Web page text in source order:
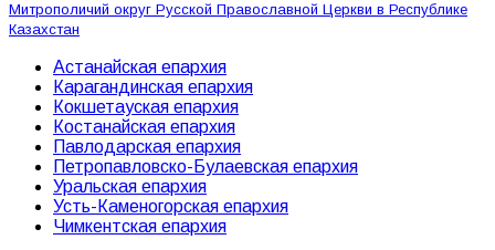
Митрополичий округ Русской Православной Церкви в Республике
Казахстан
Астанайская епархия
Карагандинская епархия
Кокшетауская епархия
Костанайская епархия
Павлодарская епархия
Петропавловско-Булаевская епархия
Уральская епархия
Усть-Каменогорская епархия
Чимкентская епархия